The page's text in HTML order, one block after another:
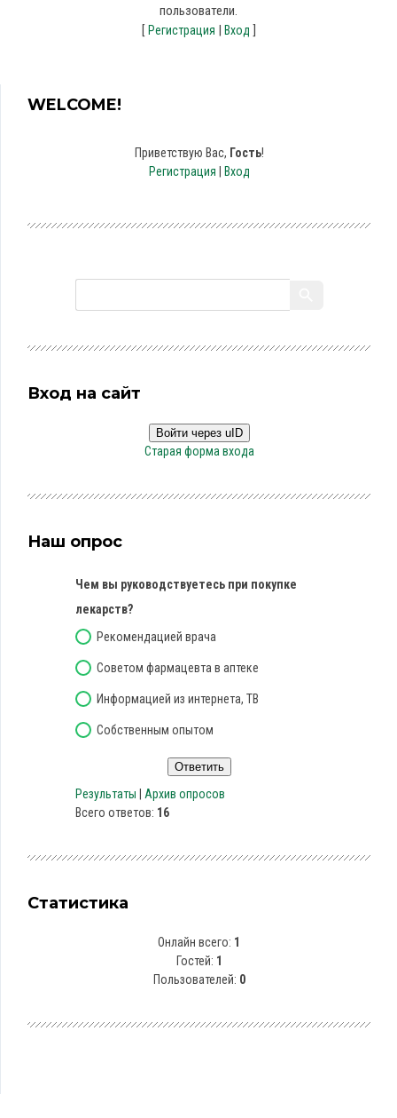
пользователи.
[ Регистрация | Вход ]
WELCOME!
Приветствую Вас, Гость!
Регистрация
Вход
Вход на сайт
Войти через uID
Старая форма входа
Наш опрос
Чем вы руководствуетесь при покупке
лекарств?
Рекомендацией врача
Советом фармацевта в аптеке
Информацией из интернета, ТВ
Собственным опытом
Результаты
Архив опросов
Всего ответов: 16
Статистика
Онлайн всего: 1
Гостей: 1
Пользователей: 0